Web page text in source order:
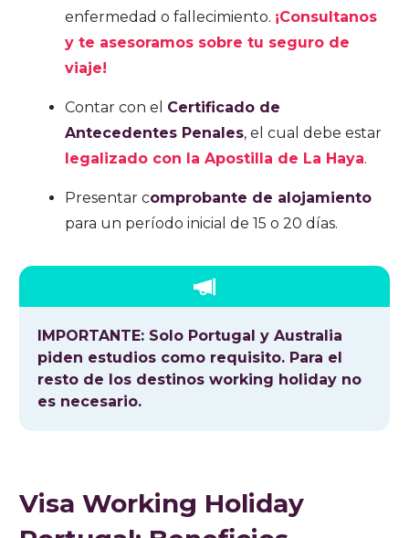
enfermedad o fallecimiento. ¡Consultanos
y te asesoramos sobre tu seguro de
viaje!
Contar con el Certificado de
Antecedentes Penales, el cual debe estar
legalizado con la Apostilla de La Haya.
Presentar comprobante de alojamiento
para un período inicial de 15 o 20 días.
IMPORTANTE: Solo Portugal y Australia
piden estudios como requisito. Para el
resto de los destinos working holiday no
es necesario.
Visa Working Holiday